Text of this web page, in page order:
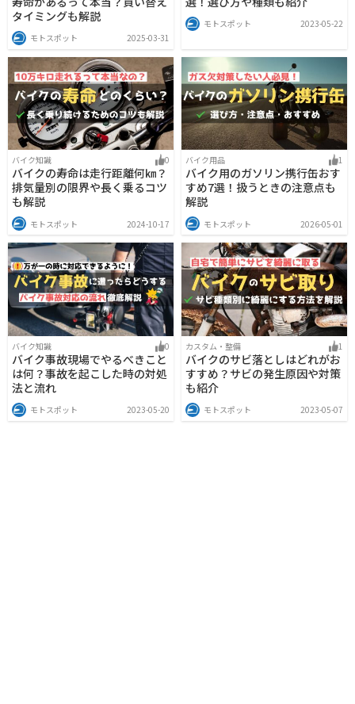
タイミングも解説
モトスポット 2025-03-31
モトスポット 2023-05-22
バイク知識 0
バイクの寿命は走行距離何㎞？
排気量別の限界や長く乗るコツ
も解説
モトスポット 2024-10-17
バイク用品 1
バイク用のガソリン携行缶おす
すめ7選！扱うときの注意点も
解説
モトスポット 2026-05-01
バイク知識 0
バイク事故現場でやるべきこと
は何？事故を起こした時の対処
法と流れ
モトスポット 2023-05-20
カスタム・整備 1
バイクのサビ落としはどれがお
すすめ？サビの発生原因や対策
も紹介
モトスポット 2023-05-07